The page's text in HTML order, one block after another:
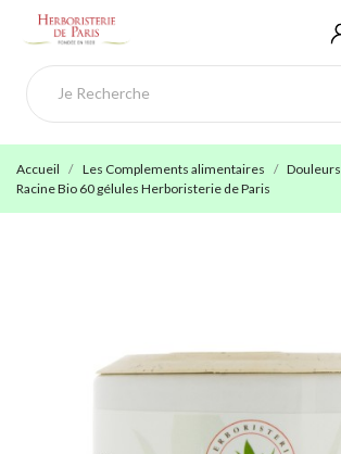
Accueil Les Complements alimentaires Douleurs
Racine Bio 60 gélules Herboristerie de Paris